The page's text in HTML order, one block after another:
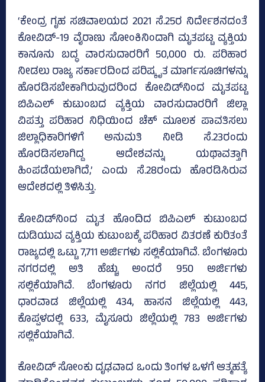
‘ಕೇಂದ್ರ ಗೃಹ ಸಚಿವಾಲಯದ 2021 ಸೆ.25ರ ನಿರ್ದೇಶನದಂತೆ
ಕೋವಿಡ್‌-19 ವೈರಾಣು ಸೋಂಕಿನಿಂದಾಗಿ ಮೃತಪಟ್ಟ ವ್ಯಕ್ತಿಯ
ಕಾನೂನು ಬದ್ಧ ವಾರಸುದಾರರಿಗೆ 50,000 ರು. ಪರಿಹಾರ
ನೀಡಲು ರಾಜ್ಯ ಸರ್ಕಾರದಿಂದ ಪರಿಷ್ಕೃತ ಮಾರ್ಗಸೂಚಿಗಳನ್ನು
ಹೊರಡಿಸಬೇಕಾಗಿರುವುದರಿಂದ ಕೋವಿಡ್‌ನಿಂದ ಮೃತಪಟ್ಟ
ಬಿಪಿಎಲ್‌ ಕುಟುಂಬದ ವ್ಯಕ್ತಿಯ ವಾರಸುದಾರರಿಗೆ ಜಿಲ್ಲಾ
ವಿಪತ್ತು ಪರಿಹಾರ ನಿಧಿಯಿಂದ ಚೆಕ್ ಮೂಲಕ ಪಾವತಿಸಲು
ಜಿಲ್ಲಾಧಿಕಾರಿಗಳಿಗೆ ಅನುಮತಿ ನೀಡಿ ಸೆ.23ರಂದು
ಹೊರಡಿಸಲಾಗಿದ್ದ ಆದೇಶವನ್ನು ಯಥಾವತ್ತಾಗಿ
ಹಿಂಪಡೆಯಲಾಗಿದೆ,’ ಎಂದು ಸೆ.28ರಂದು ಹೊರಡಿಸಿರುವ
ಆದೇಶದಲ್ಲಿ ತಿಳಿಸಿತ್ತು.
ಕೋವಿಡ್‌ನಿಂದ ಮೃತ ಹೊಂದಿದ ಬಿಪಿಎಲ್‌ ಕುಟುಂಬದ
ದುಡಿಯುವ ವ್ಯಕ್ತಿಯ ಕುಟುಂಬಕ್ಕೆ ಪರಿಹಾರ ವಿತರಣೆ ಕುರಿತಂತೆ
ರಾಜ್ಯದಲ್ಲಿ ಒಟ್ಟು 7,711 ಅರ್ಜಿಗಳು ಸಲ್ಲಿಕೆಯಾಗಿವೆ. ಬೆಂಗಳೂರು
ನಗರದಲ್ಲಿ ಅತಿ ಹೆಚ್ಚು ಅಂದರೆ 950 ಅರ್ಜಿಗಳು
ಸಲ್ಲಿಕೆಯಾಗಿವೆ. ಬೆಂಗಳೂರು ನಗರ ಜಿಲ್ಲೆಯಲ್ಲಿ 445,
ಧಾರವಾಡ ಜಿಲ್ಲೆಯಲ್ಲಿ 434, ಹಾಸನ ಜಿಲ್ಲೆಯಲ್ಲಿ 443,
ಕೊಪ್ಪಳದಲ್ಲಿ 633, ಮೈಸೂರು ಜಿಲ್ಲೆಯಲ್ಲಿ 783 ಅರ್ಜಿಗಳು
ಸಲ್ಲಿಕೆಯಾಗಿವೆ.
ಕೋವಿಡ್‌ ಸೋಂಕು ದೃಢವಾದ ಒಂದು ತಿಂಗಳ ಒಳಗೆ ಆತ್ಮಹತ್ಯೆ